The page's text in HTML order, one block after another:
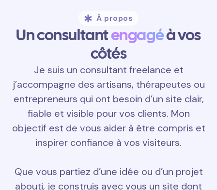
À propos
Un consultantengagéà vos
côtés
Je suis un consultant freelance et
j’accompagne des artisans, thérapeutes ou
entrepreneurs qui ont besoin d’un site clair,
fiable et visible pour vos clients. Mon
objectif est de vous aider à être compris et
inspirer confiance à vos visiteurs.
Que vous partiez d’une idée ou d’un projet
abouti, je construis avec vous un site dont